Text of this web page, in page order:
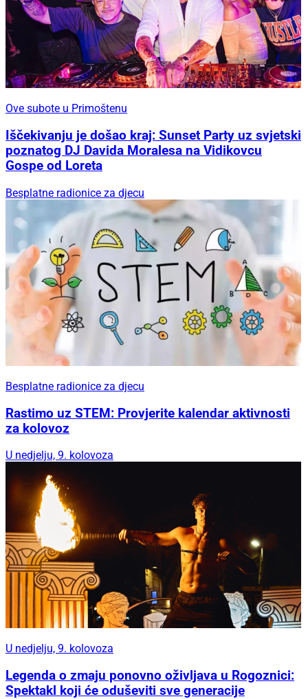
Ove subote u Primoštenu
Iščekivanju je došao kraj: Sunset Party uz svjetski
poznatog DJ Davida Moralesa na Vidikovcu
Gospe od Loreta
Besplatne radionice za djecu
Besplatne radionice za djecu
Rastimo uz STEM: Provjerite kalendar aktivnosti
za kolovoz
U nedjelju, 9. kolovoza
U nedjelju, 9. kolovoza
Legenda o zmaju ponovno oživljava u Rogoznici:
Spektakl koji će oduševiti sve generacije